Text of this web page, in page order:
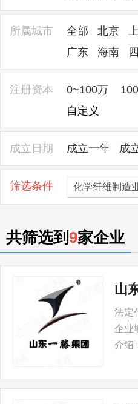
所属城市 全部 北京
广东
海南
注册资本 0~100万
自定义
成立日期 成立一年 成
筛选条件 化学纤维制造
共筛选到 9家企业
山
法定
企业
介绍